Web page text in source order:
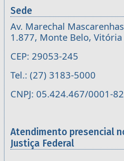
Sede
Av. Marechal
1.877, Monte Belo, Vitória
CEP: 29053-245
Tel.: (27) 3183-5000
CNPJ: 05.424.467/0001-82
Atendimento presencial
Justiça Federal